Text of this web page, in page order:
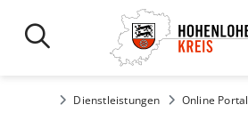
Online Portal
Dienstleistungen